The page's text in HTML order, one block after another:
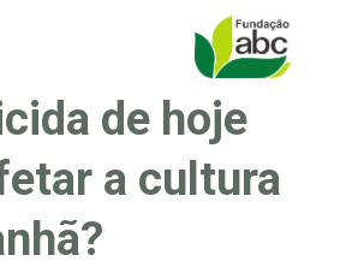
de hoje
a cultura